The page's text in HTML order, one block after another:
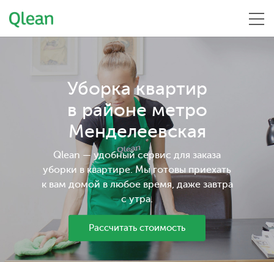
Меню
Уборка квартир
в районе метро
Менделеевская
Qlean — удобный сервис для заказа
уборки в квартире. Мы готовы приехать
к вам домой в любое время, даже завтра
с утра.
Рассчитать стоимость